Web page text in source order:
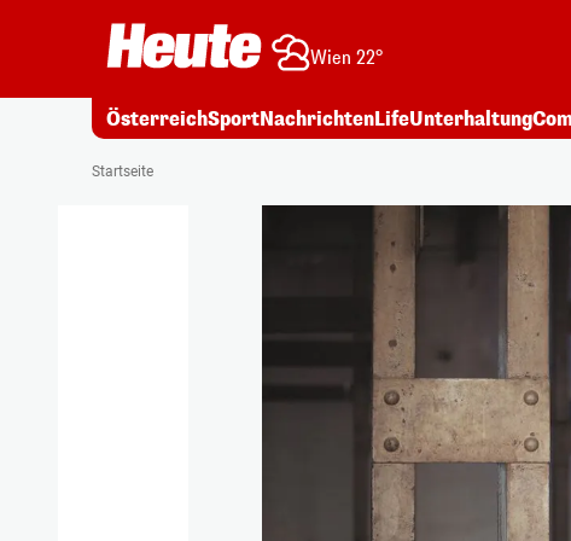
Wien 22°
ÖsterreichSportNachrichtenLifeUnterhaltung
Startseite